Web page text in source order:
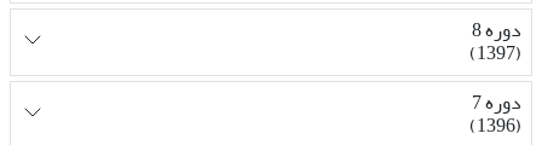
دوره 8
(1397)
دوره 7
(1396)